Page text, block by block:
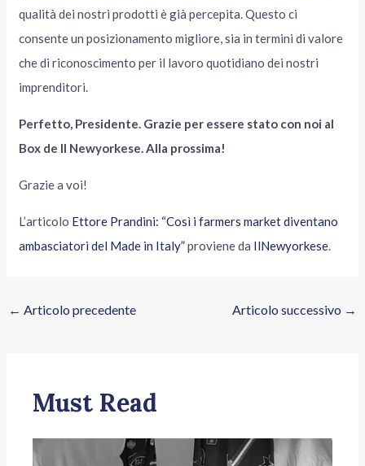
qualità dei nostri prodotti è già percepita. Questo ci
consente un posizionamento migliore, sia in termini di valore
che di riconoscimento per il lavoro quotidiano dei nostri
imprenditori.
Perfetto, Presidente. Grazie per essere stato con noi al
Box de Il Newyorkese. Alla prossima!
Grazie a voi!
L’articolo Ettore Prandini: “Così i farmers market diventano
ambasciatori del Made in Italy”proviene da IlNewyorkese.
← Articolo precedente Articolo successivo →
Must Read